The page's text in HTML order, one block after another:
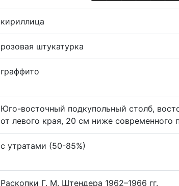
кириллица
розовая штукатурка
граффито
Юго-восточный подкупольный столб,
от левого края, 20 см ниже современного
с утратами (50-85%)
Раскопки Г. М. Штендера 1962–1966 гг.